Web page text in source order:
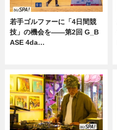
若手ゴルファーに「4日間競
技」の機会を——第2回 G_B
ASE 4da…